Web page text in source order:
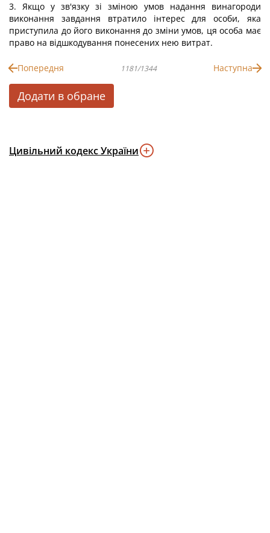
3. Якщо у зв'язку зі зміною умов надання винагороди
виконання завдання втратило інтерес для особи, яка
приступила до його виконання до зміни умов, ця особа має
право на відшкодування понесених нею витрат.
Попередня 1181/1344 Наступна
Додати в обране
Цивільний кодекс України